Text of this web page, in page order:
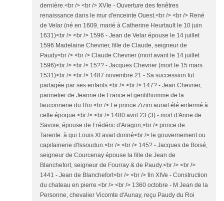
dernière.<br /> <br /> XVIe - Ouverture des fenêtres
renaissance dans le mur d'enceinte Ouest.<br /> <br /> René
de Velar (né en 1609, marié à Catherine Heurtault le 10 juin
1631)<br /> <br /> 1596 - Jean de Velar épouse le 14 juillet
1596 Madelaine Chevrier, fille de Claude, seigneur de
Paudy<br /> <br /> Claude Chevrier (mort avant le 14 juillet
1596)<br /> <br /> 15?? - Jacques Chevrier (mort le 15 mars
1531)<br /> <br /> 1487 novembre 21 - Sa succession fut
partagée par ses enfants.<br /> <br /> 147? - Jean Chevrier,
pannetier de Jeanne de France et gentilhomme de la
fauconnerie du Roi.<br /> Le prince Zizim aurait été enfermé à
cette époque.<br /> <br /> 1480 avril 23 (3) - mort d'Anne de
Savoie, épouse de Frédéric d'Aragon,<br /> prince de
Tarente. à qui Louis XI avait donné<br /> le gouvernement ou
capitainerie d'Issoudun.<br /> <br /> 145? - Jacques de Boisé,
seigneur de Courcenay épouse la fille de Jean de
Blanchefort, seigneur de Fourray & de Paudy.<br /> <br />
1441 - Jean de Blanchefort<br /> <br /> fin XIVe - Construction
du chateau en pierre.<br /> <br /> 1360 octobre - M Jean de la
Personne, chevalier Vicomte d'Aunay, reçu Paudy du Roi